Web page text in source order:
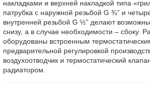
накладками и верхней накладкой типа
патрубка с наружной резьбой G ¾” и
внутренней резьбой G ½” делают
снизу, а в случае необходимости – сбоку.
оборудованы встроенным
предварительной регулировкой
воздухоотводчик и термостатический
радиатором.